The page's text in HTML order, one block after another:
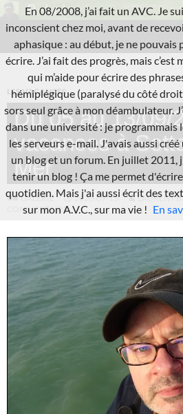
au
contenu
L'A.V.C.
Recherche
LES VACANCES
Du 05 au 13/09/
vacances à
Mer
GALERIE 2020-09-13 LAURENT B.
COMMENTAIRE
En 08/2008, j’ai fait un AVC. Je
inconscient chez moi, avant de
aphasique : au début, je ne pouvais
écrire. J’ai fait des progrès, mais
qui m’aide pour écrire des
hémiplégique (paralysé du côté
sors seul grâce à mon déambulateur.
dans une université : je programmais
les serveurs e-mail. J'avais aussi
un blog et un forum. En juillet 2011,
tenir un blog ! Ça me permet
quotidien. Mais j'ai aussi écrit des
sur mon A.V.C., sur ma vie ! En